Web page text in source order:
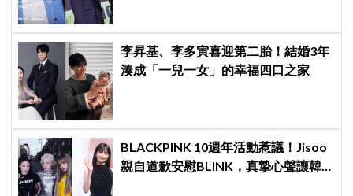
李昇基、李多寅喜迎第二胎！結婚3年
湊成「一兒一女」的幸福四口之家
BLACKPINK 10週年活動惹議！Jisoo
親自道歉安慰BLINK，真摯心聲讓韓